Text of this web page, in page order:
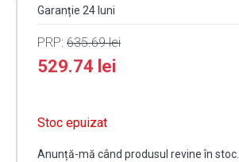
Garanție 24 luni
PRP: 635.69lei
529.74 lei
Stoc epuizat
Anunță-mă când produsul revine în stoc.